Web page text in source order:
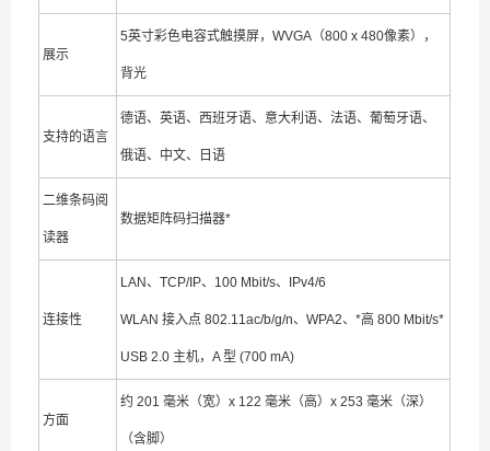
展示
5英寸彩色电容式触摸屏，WVGA（800 x 480像素），
背光
支持的语言
德语、英语、西班牙语、意大利语、法语、葡萄牙语、
俄语、中文、日语
二维条码阅
读器
数据矩阵码扫描器*
连接性
LAN、TCP/IP、100 Mbit/s、IPv4/6
WLAN 接入点 802.11ac/b/g/n、WPA2、*高 800 Mbit/s*
USB 2.0 主机，A 型 (700 mA)
方面
约 201 毫米（宽）x 122 毫米（高）x 253 毫米（深）
（含脚）